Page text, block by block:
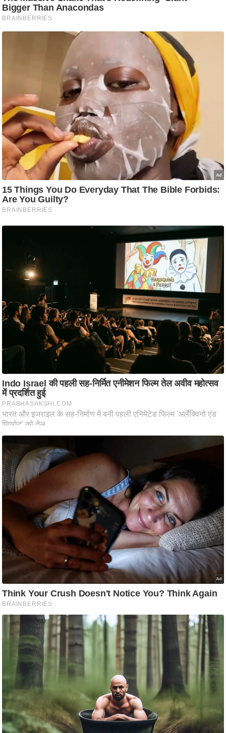
नी
ति
वि
म
सा
म
यि
क
मा
तृ
भू
मि
स्तं
र
.
आ
चा
य
प
र
स
मी
क्षा
ध
र्म
ज्यो
ष
प्र
भु
म
हि
मा
/
ध
स्थ
ल
त्यो
हा
र